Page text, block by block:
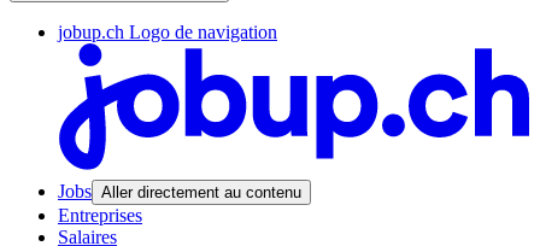
jobup.ch Logo de navigation
Jobs Aller directement au contenu
Entreprises
Salaires